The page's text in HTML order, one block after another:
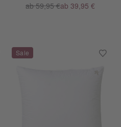
ab 59,95 €ab 39,95 €